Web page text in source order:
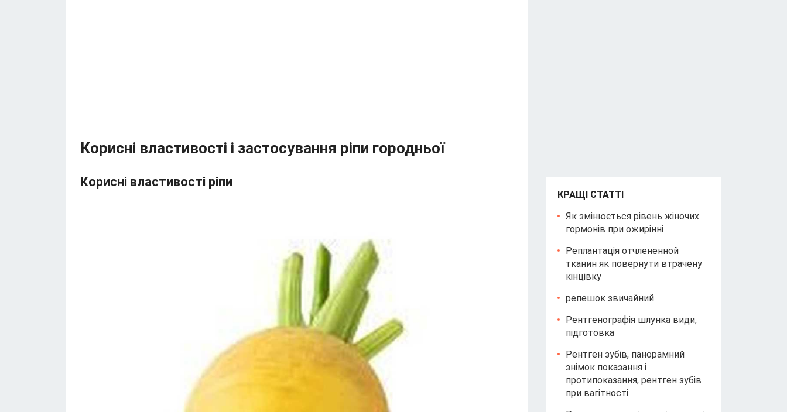
Корисні властивості і застосування ріпи городньої
Корисні властивості ріпи
КРАЩІ СТАТТІ
Як змінюється рівень жіночих
гормонів при ожирінні
Реплантація отчлененной
тканин як повернути втрачену
кінцівку
репешок звичайний
Рентгенографія шлунка види,
підготовка
Рентген зубів, панорамний
знімок показання і
протипоказання, рентген зубів
при вагітності